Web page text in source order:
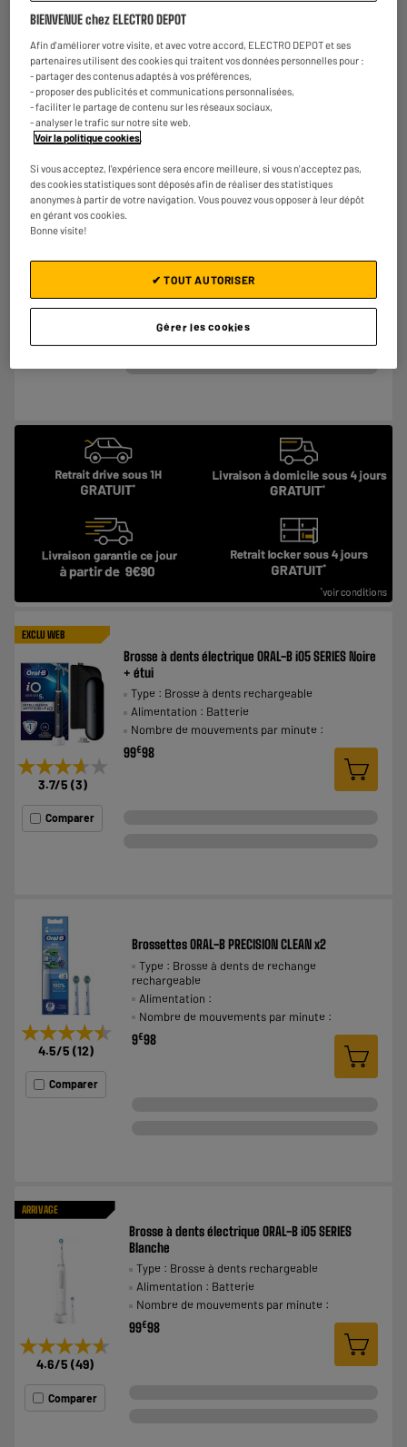
Comparer
★★★★★
★★★★★
Brosse à dents électrique ORAL-B PRO KIDS SPIDER
MAN
98
EXCLU WEB
★★★★★
★★★★★
3.7/5 (3)
Comparer
Brosse à dents électrique ORAL-B iO5 SERIES Noire
+ étui
Type : Brosse à dents rechargeable
Alimentation : Batterie
Nombre de mouvements par minute :
99€98
★★★★★
★★★★★
4.5/5 (12)
Comparer
Brossettes ORAL-B PRECISION CLEAN x2
Type : Brosse à dents de rechange
rechargeable
Alimentation :
Nombre de mouvements par minute :
9€98
ARRIVAGE
★★★★★
★★★★★
4.6/5 (49)
Comparer
Brosse à dents électrique ORAL-B iO5 SERIES
Blanche
Type : Brosse à dents rechargeable
Alimentation : Batterie
Nombre de mouvements par minute :
99€98
BIENVENUE chez ELECTRO DEPOT
Afin d'améliorer votre visite, et avec votre accord, ELECTRO DEPOT et ses
partenaires utilisent des cookies qui traitent vos données personnelles pour :
- partager des contenus adaptés à vos préférences,
- proposer des publicités et communications personnalisées,
- faciliter le partage de contenu sur les réseaux sociaux,
- analyser le trafic sur notre site web.
Voir la politique cookies
Si vous acceptez, l'expérience sera encore meilleure, si vous n'acceptez pas,
des cookies statistiques sont déposés afin de réaliser des statistiques
anonymes à partir de votre navigation. Vous pouvez vous opposer à leur dépôt
en gérant vos cookies.
Bonne visite!
Gérer les cookies
✔ TOUT AUTORISER